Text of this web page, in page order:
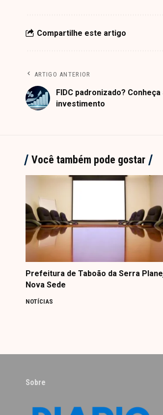
Compartilhe este artigo
ARTIGO ANTERIOR
FIDC padronizado?
investimento
Você também pode gostar
Prefeitura de Taboão da Serra
Nova Sede
NOTÍCIAS
Sobre